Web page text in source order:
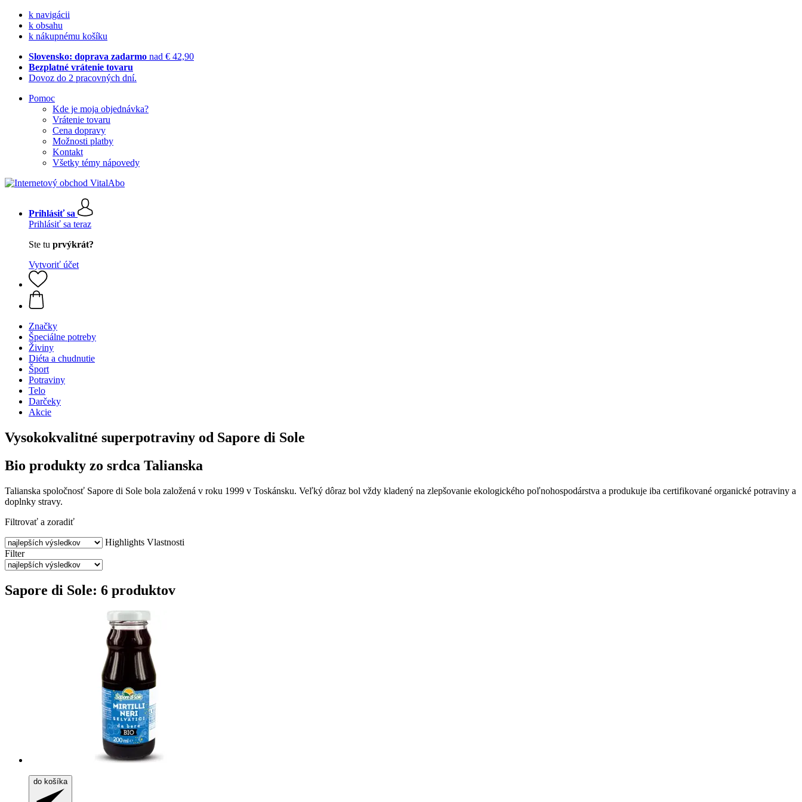
k navigácii
k obsahu
k nákupnému košíku
Slovensko: doprava zadarmo nad € 42,90
Bezplatné vrátenie tovaru
Dovoz do 2 pracovných dní.
Pomoc
Kde je moja objednávka?
Vrátenie tovaru
Cena dopravy
Možnosti platby
Kontakt
Všetky témy nápovedy
Prihlásiť sa
Prihlásiť sa teraz
Ste tu prvýkrát?
Vytvoriť účet
Značky
Špeciálne potreby
Živiny
Diéta a chudnutie
Šport
Potraviny
Telo
Darčeky
Akcie
Vysokokvalitné superpotraviny od Sapore di Sole
Bio produkty zo srdca Talianska
Talianska spoločnosť Sapore di Sole bola založená v roku 1999 v Toskánsku. Veľký dôraz bol vždy kladený na zlepšovanie ekologického poľnohospodárstva a produkuje iba certifikované organické potraviny a
doplnky stravy.
Filtrovať a zoradiť
Highlights Vlastnosti
Filter
Sapore di Sole: 6 produktov
do košíka